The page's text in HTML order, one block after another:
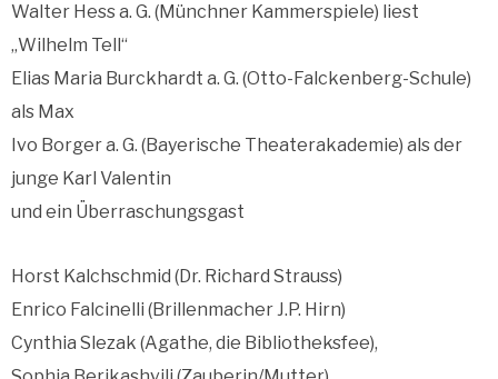
Walter Hess a. G. (Münchner Kammerspiele) liest
„Wilhelm Tell“
Elias Maria Burckhardt a. G. (Otto-Falckenberg-Schule)
als Max
Ivo Borger a. G. (Bayerische Theaterakademie) als der
junge Karl Valentin
und ein Überraschungsgast
Horst Kalchschmid (Dr. Richard Strauss)
Enrico Falcinelli (Brillenmacher J.P. Hirn)
Cynthia Slezak (Agathe, die Bibliotheksfee),